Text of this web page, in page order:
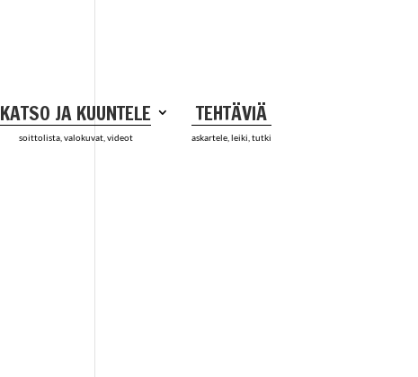
KATSO JA KUUNTELE
soittolista, valokuvat, videot
TEHTÄVIÄ
askartele, leiki, tutki